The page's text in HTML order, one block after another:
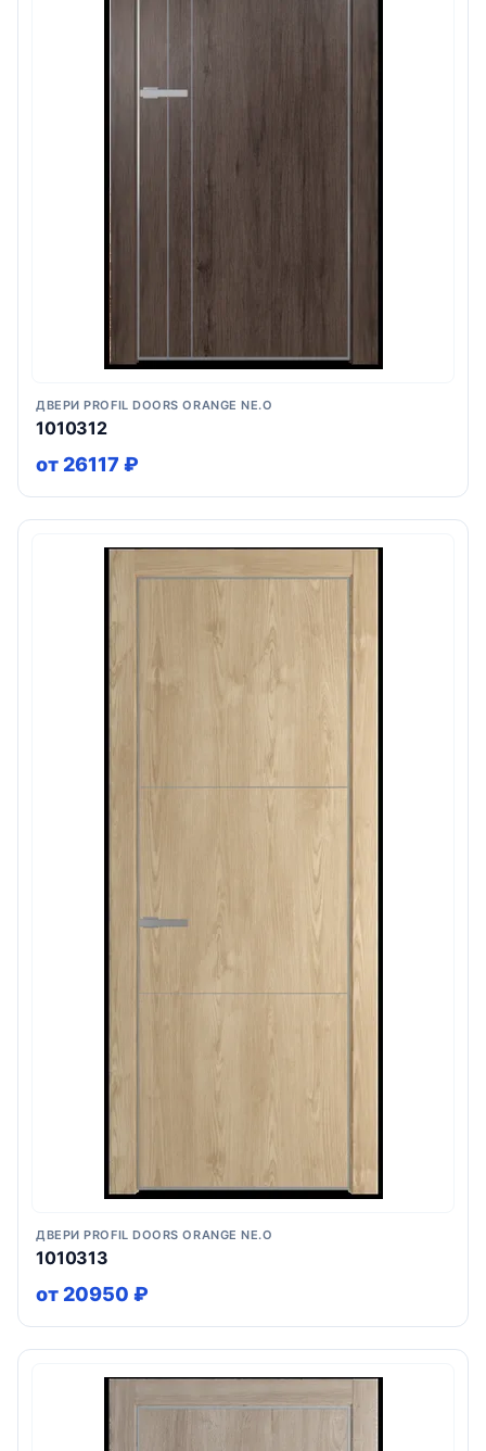
ДВЕРИ PROFIL DOORS ORANGE NE.O
1010312
от 26117 ₽
ДВЕРИ PROFIL DOORS ORANGE NE.O
1010313
от 20950 ₽